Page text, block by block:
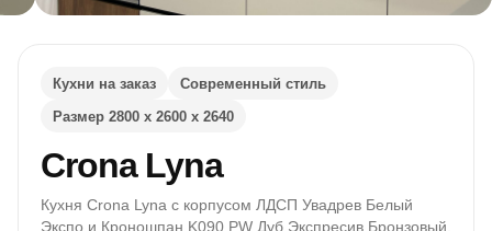
Кухни на заказ
Современный стиль
Размер 2800 х 2600 х 2640
Crona Lyna
Кухня Crona Lyna с корпусом ЛДСП Увадрев Белый
Экспо и Кроношпан K090 PW Дуб Экспресив Бронзовый,